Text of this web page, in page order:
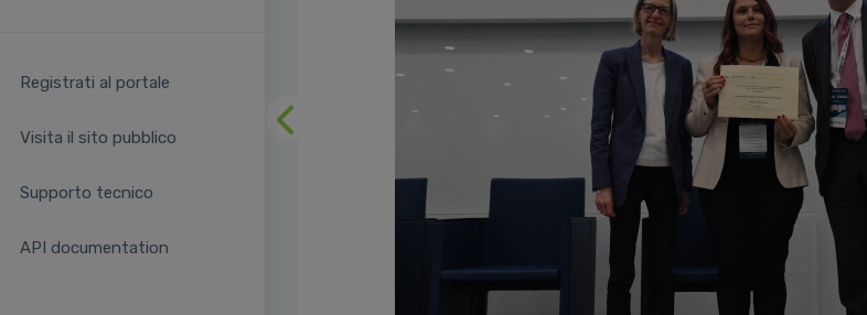
Registrati al portale
Visita il sito pubblico
Supporto tecnico
API documentation
Precedente